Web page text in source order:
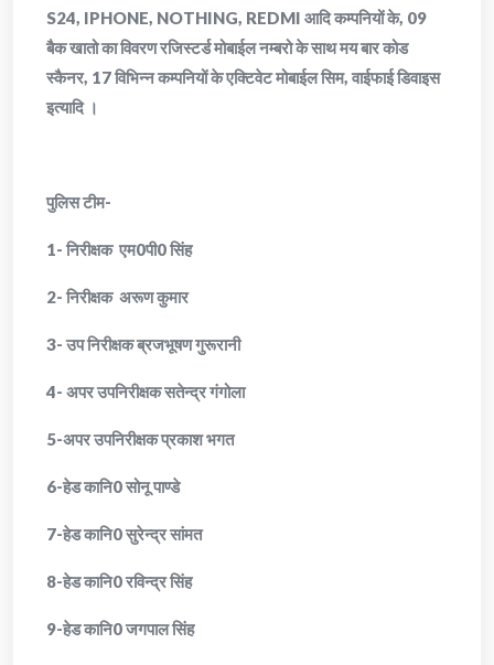
S24, IPHONE, NOTHING, REDMI आदि कम्पनियों के, 09
बैक खातो का विवरण रजिस्टर्ड मोबाईल नम्बरो के साथ मय बार कोड
स्कैनर, 17 विभिन्न कम्पनियों के एक्टिवेट मोबाईल सिम, वाईफाई डिवाइस
इत्यादि ।
पुलिस टीम-
1- निरीक्षक एम0पी0 सिंह
2- निरीक्षक अरूण कुमार
3- उप निरीक्षक ब्रजभूषण गुरूरानी
4- अपर उपनिरीक्षक सतेन्द्र गंगोला
5-अपर उपनिरीक्षक प्रकाश भगत
6-हेड कानि0 सोनू पाण्डे
7-हेड कानि0 सुरेन्द्र सांमत
8-हेड कानि0 रविन्द्र सिंह
9-हेड कानि0 जगपाल सिंह